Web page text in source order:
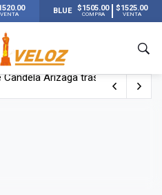
VENTA BLUE $1505.00
COMPRA
$1525.00
VENTA
por su novia en San Luis: